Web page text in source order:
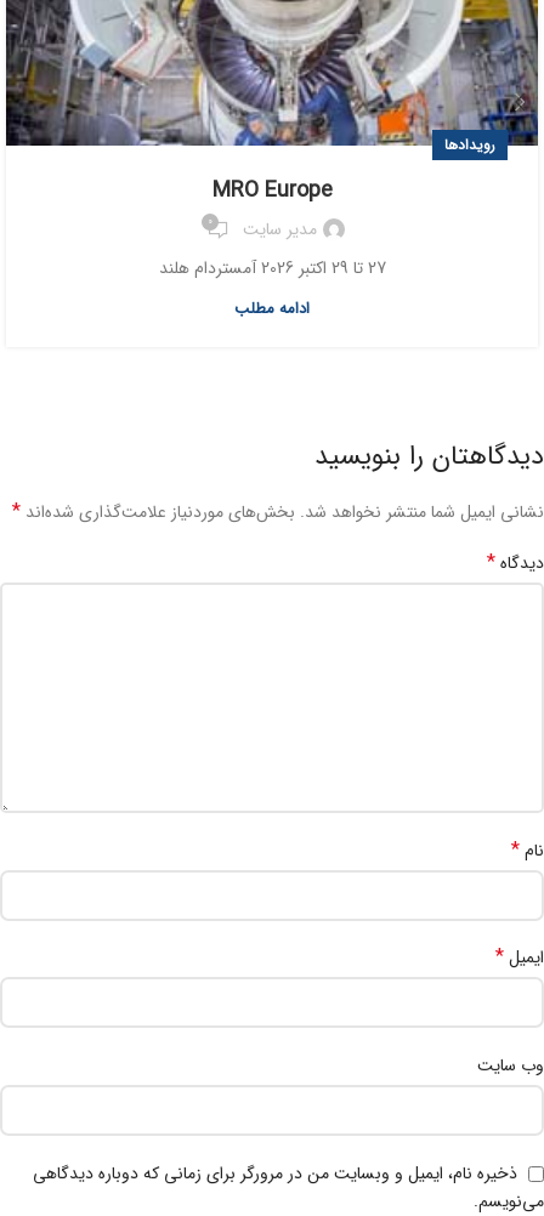
رویدادها
MRO Europe
مدیر سایت 0
27 تا 29 اکتبر 2026 آمستردام هلند
ادامه مطلب
دیدگاهتان را بنویسید
نشانی ایمیل شما منتشر نخواهد شد. بخش‌های موردنیاز علامت‌گذاری شده‌اند *
دیدگاه*
نام*
ایمیل*
وب‌ سایت
ذخیره نام، ایمیل و وبسایت من در مرورگر برای زمانی که دوباره دیدگاهی
می‌نویسم.